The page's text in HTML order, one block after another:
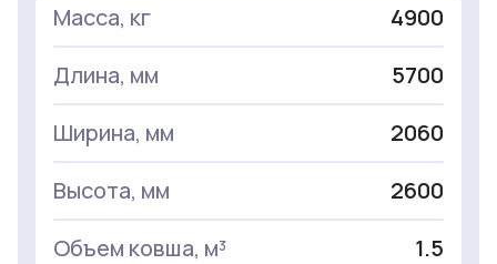
Масса, кг
4900
Длина, мм
5700
Ширина, мм
2060
Высота, мм
2600
Объем ковша, м³
1.5